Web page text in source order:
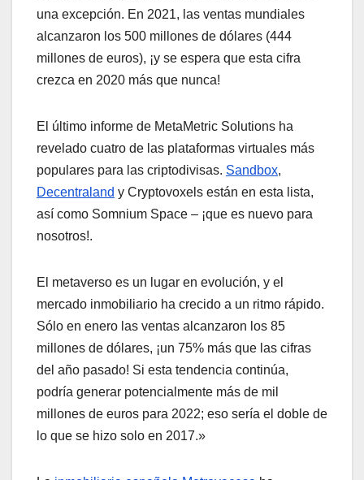
una excepción. En 2021, las ventas mundiales
alcanzaron los 500 millones de dólares (444
millones de euros), ¡y se espera que esta cifra
crezca en 2020 más que nunca!
El último informe de MetaMetric Solutions ha
revelado cuatro de las plataformas virtuales más
populares para las criptodivisas. Sandbox,
Decentraland y Cryptovoxels están en esta lista,
así como Somnium Space – ¡que es nuevo para
nosotros!.
El metaverso es un lugar en evolución, y el
mercado inmobiliario ha crecido a un ritmo rápido.
Sólo en enero las ventas alcanzaron los 85
millones de dólares, ¡un 75% más que las cifras
del año pasado! Si esta tendencia continúa,
podría generar potencialmente más de mil
millones de euros para 2022; eso sería el doble de
lo que se hizo solo en 2017.»